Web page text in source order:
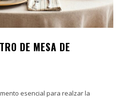
DE MESA DE
esencial para realzar la